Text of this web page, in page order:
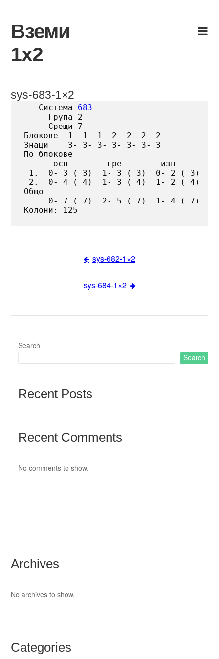
content
Вземи
1х2
sys-683-1×2
   Система
683
     Група 2
     Срещи 7
Блокове  1- 1- 1- 2- 2- 2- 2
Знаци    3- 3- 3- 3- 3- 3- 3
По блокове
      осн        гре        изн
1.  0- 3 ( 3)  1- 3 ( 3)  0- 2 ( 3)
2.  0- 4 ( 4)  1- 3 ( 4)  1- 2 ( 4)
Общо
     0- 7 ( 7)  2- 5 ( 7)  1- 4 ( 7)
Колони: 125
sys-682-1×2
sys-684-1×2
Search
Search
Recent Posts
Recent Comments
No comments to show.
Archives
No archives to show.
Categories